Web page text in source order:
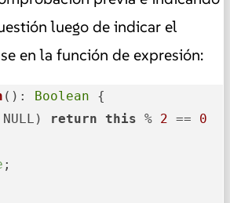
luego de indicar el
en la función de expresión:
() : Boolean {
return this % 2 == 0
;